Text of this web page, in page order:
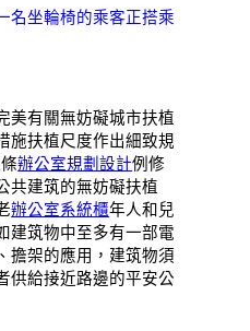
坐輪椅的乘客正搭乘
有關無妨礙城市扶植
施扶植尺度作出細致規
辦公室規劃設計例修
共建筑的無妨礙扶植
辦公室系統櫃年人和兒
建筑物中至多有一部電
擔架的應用，建筑物須
供給接近路邊的平安公